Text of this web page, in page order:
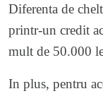
Diferenta de
printr-un credit
mult de 50.000
In plus, pentru